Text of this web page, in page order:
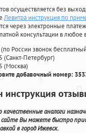
осуществляется без
Левитра инструкция по
через электронные
консультации в
(по России звонок
(Санкт-Петербург)
(Москва)
добавочный номер:
инструкция
аналоги
сайте Вы можете быстро
в город Ижевск.